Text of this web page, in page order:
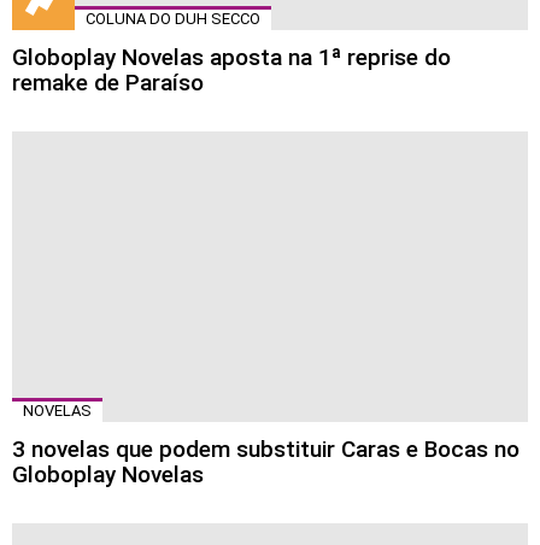
COLUNA DO DUH SECCO
Globoplay Novelas aposta na 1ª reprise do
remake de Paraíso
NOVELAS
3 novelas que podem substituir Caras e Bocas no
Globoplay Novelas